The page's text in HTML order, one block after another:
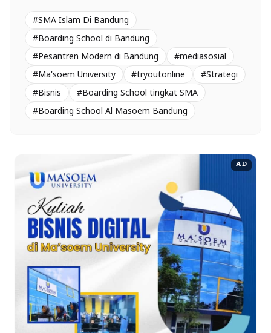
#SMA Islam Di Bandung
#Boarding School di Bandung
#Pesantren Modern di Bandung
#mediasosial
#Ma'soem University
#tryoutonline
#Strategi
#Bisnis
#Boarding School tingkat SMA
#Boarding School Al Masoem Bandung
AD